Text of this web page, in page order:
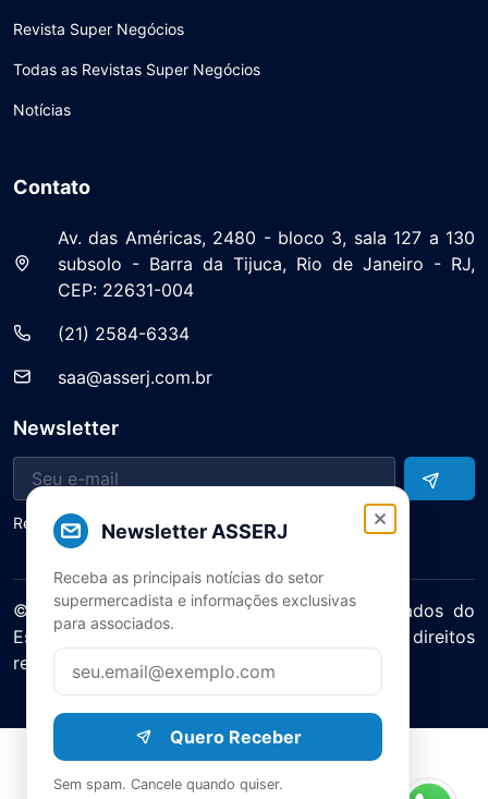
Newsletter ASSERJ
Receba as principais notícias do setor
supermercadista e informações exclusivas
para associados.
Quero Receber
Sem spam. Cancele quando quiser.
Revista Super Negócios
Todas as Revistas Super Negócios
Notícias
Contato
Av. das Américas, 2480 - bloco 3, sala 127 a 130
subsolo - Barra da Tijuca, Rio de Janeiro - RJ,
CEP: 22631-004
(21) 2584-6334
saa@asserj.com.br
Newsletter
Receba notícias e atualizações do setor
© 2025 ASERJ – Associação de Supermercados do
Estado do Rio de Janeiro. Todos os direitos
reservados.
Política de Privacidade Termos de Uso